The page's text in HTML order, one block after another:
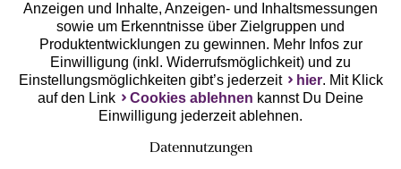
Unsere Apps
Anzeigen und Inhalte, Anzeigen- und Inhaltsmessungen
sowie um Erkenntnisse über Zielgruppen und
Produktentwicklungen zu gewinnen. Mehr Infos zur
Einwilligung (inkl. Widerrufsmöglichkeit) und zu
Einstellungsmöglichkeiten gibt’s jederzeit
hier. Mit Klick
auf den Link
Cookies ablehnen kannst Du Deine
Einwilligung jederzeit ablehnen.
Datennutzungen